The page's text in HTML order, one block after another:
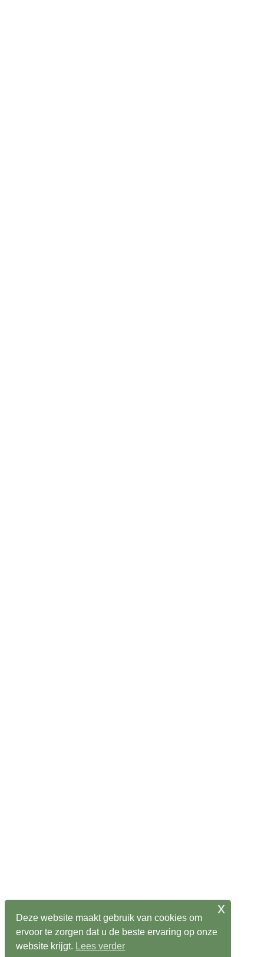
Deze website maakt gebruik van cookies om
ervoor te zorgen dat u de beste ervaring op onze
website krijgt. Lees verder
x